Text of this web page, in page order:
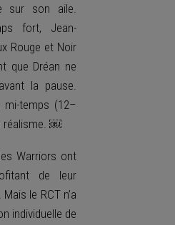
sur son aile.
fort, Jean-
Rouge et Noir
que Dréan ne
la pause.
temps (12–
réalisme. ￼
Warriors ont
de leur
le RCT n’a
individuelle de